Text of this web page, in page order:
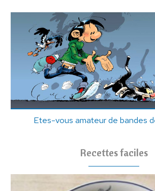
Etes-vous amateur de bandes
Recettes faciles